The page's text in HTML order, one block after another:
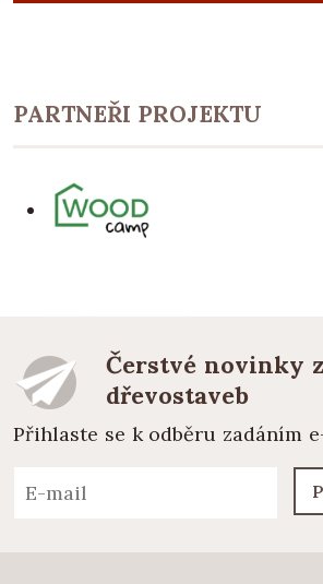
PARTNEŘI PROJEKTU
Čerstvé novinky
dřevostaveb
Přihlaste se k odběru zadáním